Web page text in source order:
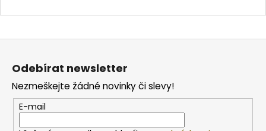
Z
Odebírat newsletter
Nezmeškejte žádné novinky či slevy!
E-mail